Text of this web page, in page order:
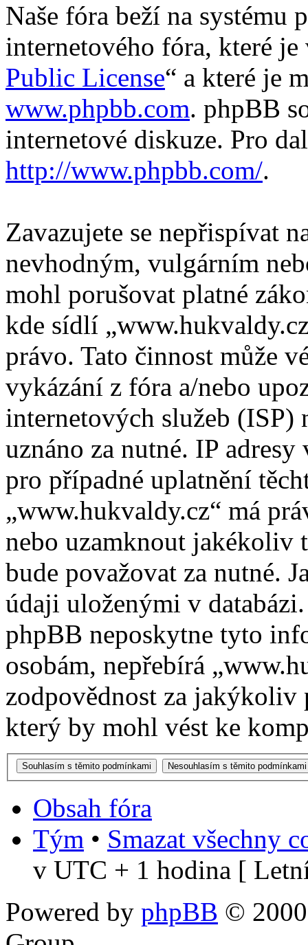
Naše fóra beží na systému
internetového fóra, které
Public License“ a které je
www.phpbb.com. phpBB
internetové diskuze. Pro
http://www.phpbb.com/.
Zavazujete se nepřispívat
nevhodným, vulgárním
mohl porušovat platné
kde sídlí
právo. Tato činnost může
vykázání z fóra a/nebo
internetových služeb (ISP)
uznáno za nutné. IP
pro případné uplatnění
„www.hukvaldy.cz“ má
nebo uzamknout jakékoliv
bude považovat za nutné.
údaji uloženými v
phpBB neposkytne tyto
osobám, nepřebírá
zodpovědnost za
který by mohl vést ke
Obsah fóra
Tým • Smazat všechny
v UTC + 1 hodina [
Powered by phpBB ©